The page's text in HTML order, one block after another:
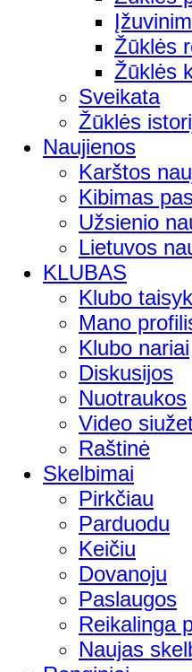
Žūklės
Žūklės
Sveikata
Žūklės
Naujienos
Karštos
Kibimas
Užsienio
Lietuvos
KLUBAS
Klubo
Mano
Klubo nariai
Diskusijos
Nuotraukos
Video
Raštinė
Skelbimai
Pirkčiau
Parduodu
Keičiu
Dovanoju
Paslaugos
Reikalinga
Naujas